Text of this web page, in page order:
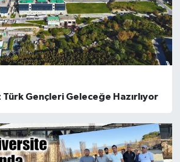
Gençleri Geleceğe Hazırlıyor